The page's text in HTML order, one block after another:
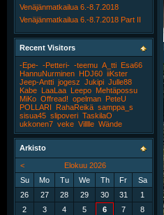
Venäjänmatkailua 6.-8.7.2018
Venäjänmatkailua 6.-8.7.2018 Part II
Recent Visitors
-Epe- -Petteri- -teemu A_tti
Esa66
HannuNurminen
HDJ60 iiKster
Jeep-Antti jogesz Jukipi Julle88
Kabe
LaaLaa Leepo Mehtäpossu
MiKo Offread! opelman
PeteU
POLLARI
RahaReikä samppa_s
sisua45 slipoveri TaskilaO
ukkonen7 veke Villlle Wände
Arkisto
<
Elokuu 2026
Su
Mo Tu We Th Fr
Sa
26
27 28 29 30 31
1
2
3 4 5 6 7
8